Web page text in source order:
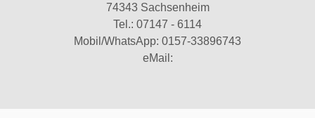
74343 Sachsenheim
Tel.: 07147 - 6114
Mobil/WhatsApp: 0157-33896743
eMail: